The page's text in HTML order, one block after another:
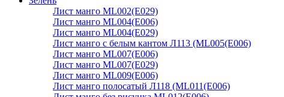
Лист манго ML002(E029)
Лист манго ML004(E006)
Лист манго ML004(E029)
Лист манго с белым кантом Л113 (ML005(E006)
Лист манго ML007(E006)
Лист манго ML007(E029)
Лист манго ML009(E006)
Лист манго полосатый Л118 (ML011(E006)